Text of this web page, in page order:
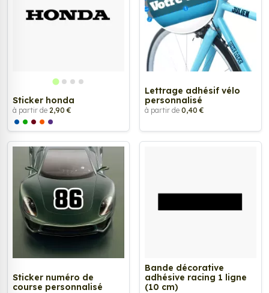
Sticker honda
à partir de 2,90 €
Lettrage adhésif vélo
personnalisé
à partir de 0,40 €
Sticker numéro de
course personnalisé
Bande décorative
adhésive racing 1 ligne
(10 cm)